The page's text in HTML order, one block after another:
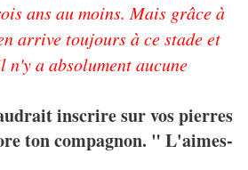
ans au moins. Mais grâce à
arrive toujours à ce stade et
a absolument aucune
inscrire sur vos pierres
ton compagnon. " L'aimes-